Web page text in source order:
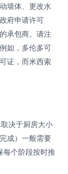
墙体、更改水
府申请许可
承包商。请注
如，多伦多可
证，而米西索
决于厨房大小
成）一般需要
个阶段按时推